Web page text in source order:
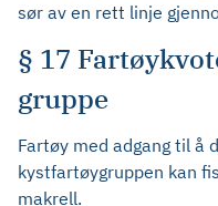
sør av en rett linje
§ 17
gruppe
Fartøy med adgang til å
kystfartøygruppen kan
makrell.